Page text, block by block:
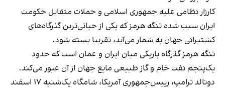
کارزار نظامی علیه جمهوری اسلامی و حملات متقابل حکومت
ایران سبب شده تنگه هرمز که یکی از حیاتی‌ترین گذرگاه‌های
کشتیرانی جهان به شمار می‌آید، تقریبا بسته شود.
تنگه هرمز گذرگاه باریکی میان ایران و عمان است که حدود
یک‌پنجم نفت خام و گاز طبیعی مایع جهان از آن عبور می‌کند.
دونالد ترامپ، رییس‌جمهوری آمریکا، شامگاه یک‌شنبه ۱۷ اسفند